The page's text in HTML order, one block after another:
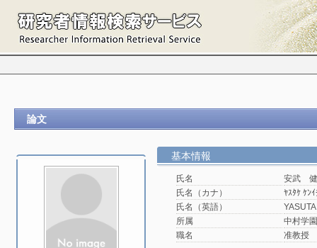
論文
基本情報
氏名
安武
氏名（カナ）
ﾔｽﾀｹ ｹﾝ
氏名（英語）
所属
中村学
職名
准教授